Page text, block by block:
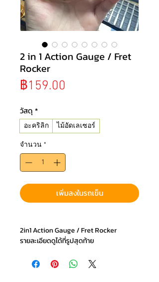
2 in 1 Action Gauge / Fret
Rocker
฿159.00
วัสดุ *
อะคริลิก ไม้อัดเลเซอร์
จำนวน *
เพิ่มลงในรถเข็น
2in1 Action Gauge / Fret Rocker
รายละเอียดดูได้ที่รูปสุดท้าย